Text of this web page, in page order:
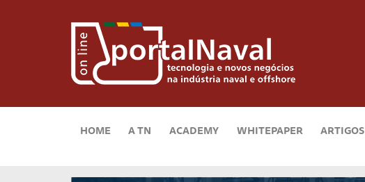
HOME A TN ACADEMY WHITEPAPER ARTIGOS